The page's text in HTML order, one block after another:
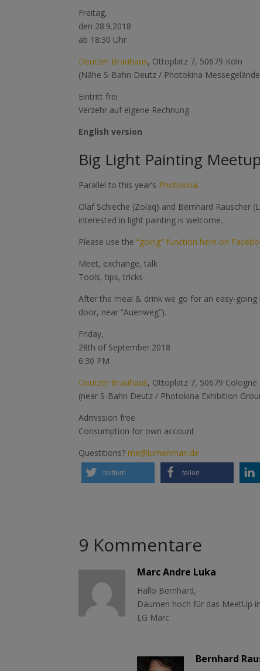
Freitag,
den 28.9.2018
ab 18:30 Uhr
Deutzer Brauhaus, Ottoplatz 7, 50679 Köln
(Nähe S-Bahn Deutz / Photokina
Eintritt frei
Verzehr auf eigene Rechnung
English version
Big Light Painting
Parallel to this year’s Photokina.
Olaf Schieche (Zolaq) and Bernhard Rauscher
interested in light painting is welcome.
Please use the“going”-function here on
Meet, exchange, talk
Tools, tips, tricks
After the meal & drink we go for an easy-
door, near “Auenweg”).
Friday,
28th of September.2018
6:30 PM
Deutzer Brauhaus, Ottoplatz 7, 50679 Cologne
(near S-Bahn Deutz / Photokina Exhibition
Admission free
Consumption for own account
Questitions? me@lumenman.de
twittern teilen
9 Kommentare
Marc Andre Luka
Hallo Bernhard,
Daumen hoch für das MeetUp
LG Marc
Bernhard